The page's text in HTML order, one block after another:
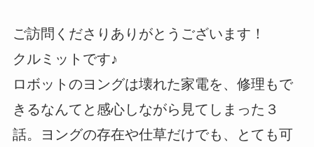
ご訪問くださりありがとうございます！
クルミットです♪
ロボットのヨングは壊れた家電を、修理もで
きるなんてと感心しながら見てしまった３
話。ヨングの存在や仕草だけでも、とても可